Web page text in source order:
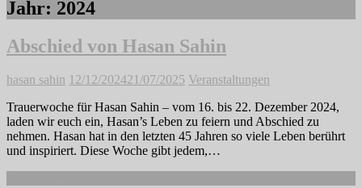
Jahr: 2024
Abschied von Hasan Sahin
hasan sahin 12/12/202421/07/2025 Veranstaltungen
Trauerwoche für Hasan Sahin – vom 16. bis 22. Dezember 2024,
laden wir euch ein, Hasan’s Leben zu feiern und Abschied zu
nehmen. Hasan hat in den letzten 45 Jahren so viele Leben berührt
und inspiriert. Diese Woche gibt jedem,…